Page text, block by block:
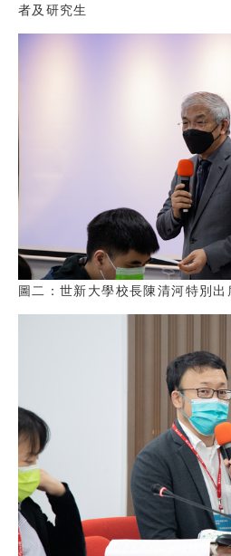
者及研究生
圖二：世新大學校長陳清河特別